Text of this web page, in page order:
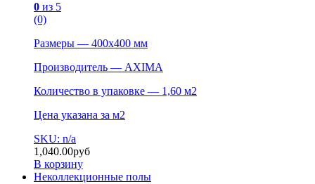
0 из 5
(0)
Размеры — 400х400 мм
Производитель — AXIMA
Количество в упаковке — 1,60 м2
Цена указана за м2
SKU: n/a
1,040.00руб
В корзину
Неколлекционные полы